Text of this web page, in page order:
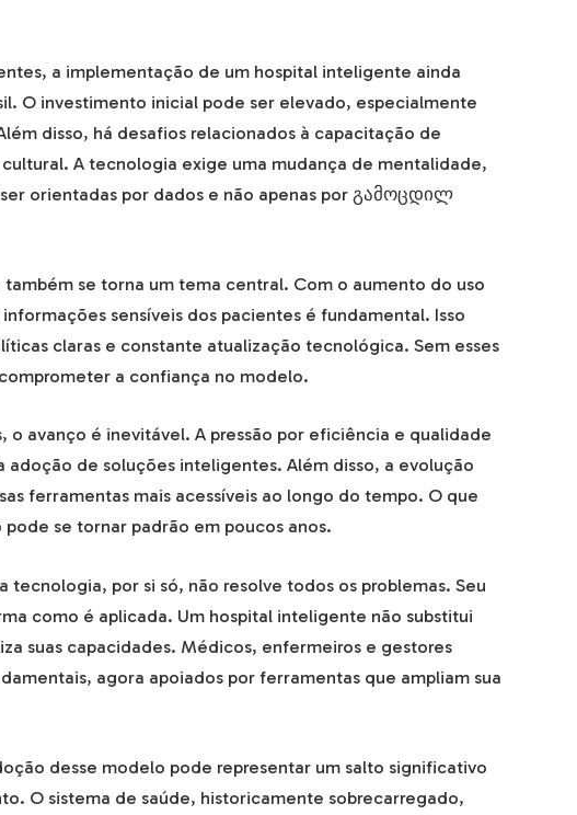
a implementação de um hospital inteligente ainda
O investimento inicial pode ser elevado, especialmente
disso, há desafios relacionados à capacitação de
A tecnologia exige uma mudança de mentalidade,
ser orientadas por dados e não apenas por გამოცდილ
se torna um tema central. Com o aumento do uso
sensíveis dos pacientes é fundamental. Isso
claras e constante atualização tecnológica. Sem esses
a confiança no modelo.
o avanço é inevitável. A pressão por eficiência e qualidade
adoção de soluções inteligentes. Além disso, a evolução
ferramentas mais acessíveis ao longo do tempo. O que
se tornar padrão em poucos anos.
tecnologia, por si só, não resolve todos os problemas. Seu
como é aplicada. Um hospital inteligente não substitui
suas capacidades. Médicos, enfermeiros e gestores
agora apoiados por ferramentas que ampliam sua
desse modelo pode representar um salto significativo
O sistema de saúde, historicamente sobrecarregado,